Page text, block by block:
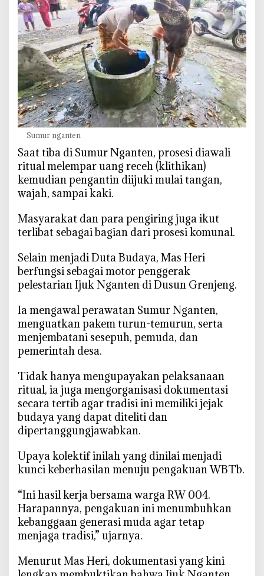
r
b
a
n
g
g
Sumur nganten
‎Saat tiba di Sumur Nganten, prosesi diawali
ritual melempar uang receh (klithikan)
kemudian pengantin diijuki mulai tangan,
wajah, sampai kaki.
‎Masyarakat dan para pengiring juga ikut
terlibat sebagai bagian dari prosesi komunal.
‎Selain menjadi Duta Budaya, Mas Heri
berfungsi sebagai motor penggerak
pelestarian Ijuk Nganten di Dusun Grenjeng.
‎Ia mengawal perawatan Sumur Nganten,
menguatkan pakem turun-temurun, serta
menjembatani sesepuh, pemuda, dan
pemerintah desa.
‎Tidak hanya mengupayakan pelaksanaan
ritual, ia juga mengorganisasi dokumentasi
secara tertib agar tradisi ini memiliki jejak
budaya yang dapat diteliti dan
dipertanggungjawabkan.
‎Upaya kolektif inilah yang dinilai menjadi
kunci keberhasilan menuju pengakuan WBTb.
‎“Ini hasil kerja bersama warga RW 004.
Harapannya, pengakuan ini menumbuhkan
kebanggaan generasi muda agar tetap
menjaga tradisi,” ujarnya.
‎Menurut Mas Heri, dokumentasi yang kini